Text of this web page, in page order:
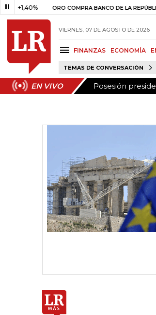
ORO COMPRA BANCO DE LA REPÚBLICA $
VIERNES, 07 DE AGOSTO DE 2026
FINANZAS ECONOMÍA
TEMAS DE CONVERSACIÓN
EN VIVO Posesión
EN VIVO Posesión